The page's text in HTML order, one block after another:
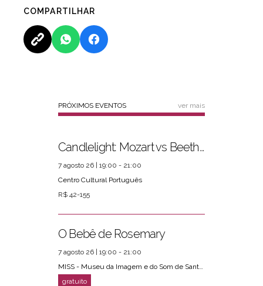
COMPARTILHAR
PRÓXIMOS EVENTOS ver mais
Candlelight: Mozart vs Beethoven
7 agosto 26 | 19:00 - 21:00
Centro Cultural Português
R$ 42-155
O Bebê de Rosemary
7 agosto 26 | 19:00 - 21:00
MISS - Museu da Imagem e do Som de Santos